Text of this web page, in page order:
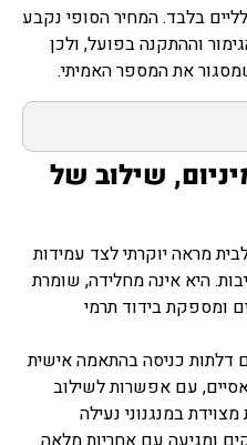
בלבד. המחיר הסופי נקבע
וההתקנה בפועל, ולכן
את המספר האמיתי.
שילוב של
מראה יוקרתי לצד עמידות
היא אינה מחלידה, שומרת
בידוד תרמי
כניסה בהתאמה אישית
עם אפשרות לשילוב
במנגנוני נעילה